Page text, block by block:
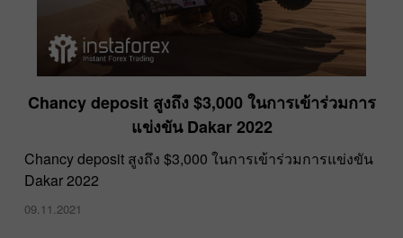
​Chancy deposit สูงถึง $3,000 ในการเข้าร่วมการ
แข่งขัน Dakar 2022
​Chancy deposit สูงถึง $3,000 ในการเข้าร่วมการแข่งขัน
Dakar 2022
09.11.2021